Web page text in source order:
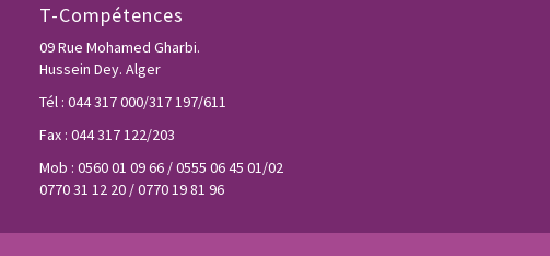
T-Compétences
09 Rue Mohamed Gharbi.
Hussein Dey. Alger
Tél : 044 317 000/317 197/611
Fax : 044 317 122/203
Mob : 0560 01 09 66 / 0555 06 45 01/02
0770 31 12 20 / 0770 19 81 96